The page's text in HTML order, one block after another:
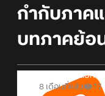
กำกับภาค
บทภาคย้อ
Online Station
8 เดือนที่แล้ว
17